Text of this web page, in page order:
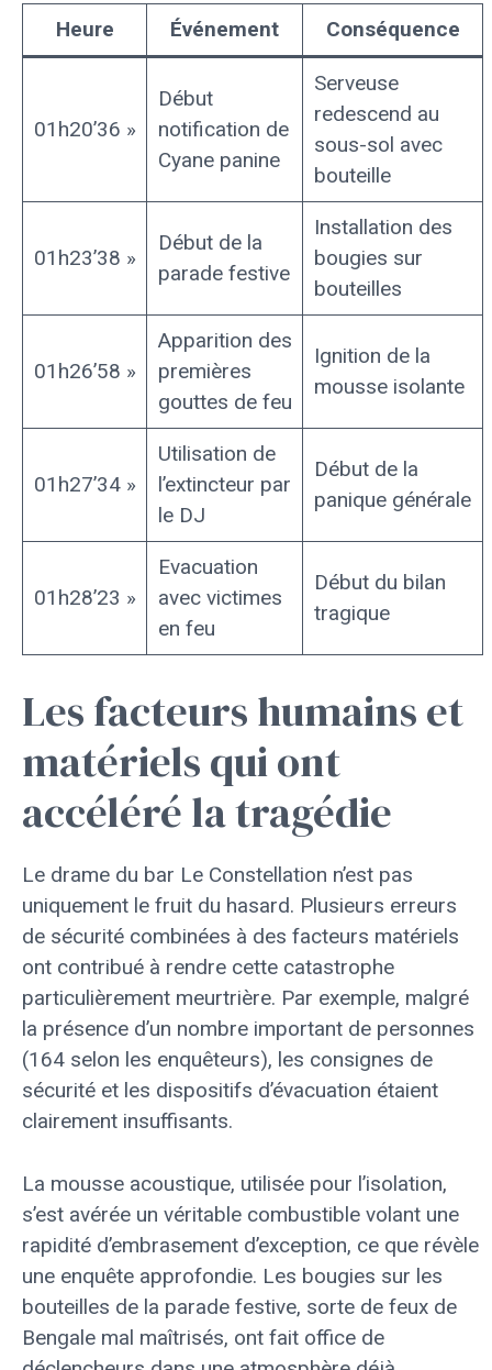
Heure Événement Conséquence
01h20’36 »
Début
notification de
Cyane panine
Serveuse
redescend au
sous-sol avec
bouteille
01h23’38 »
Début de la
parade festive
Installation des
bougies sur
bouteilles
01h26’58 »
Apparition des
premières
gouttes de feu
Ignition de la
mousse isolante
01h27’34 »
Utilisation de
l’extincteur par
le DJ
Début de la
panique générale
01h28’23 »
Evacuation
avec victimes
en feu
Début du bilan
tragique
Les facteurs humains et
matériels qui ont
accéléré la tragédie
Le drame du bar Le Constellation n’est pas
uniquement le fruit du hasard. Plusieurs erreurs
de sécurité combinées à des facteurs matériels
ont contribué à rendre cette catastrophe
particulièrement meurtrière. Par exemple, malgré
la présence d’un nombre important de personnes
(164 selon les enquêteurs), les consignes de
sécurité et les dispositifs d’évacuation étaient
clairement insuffisants.
La mousse acoustique, utilisée pour l’isolation,
s’est avérée un véritable combustible volant une
rapidité d’embrasement d’exception, ce que révèle
une enquête approfondie. Les bougies sur les
bouteilles de la parade festive, sorte de feux de
Bengale mal maîtrisés, ont fait office de